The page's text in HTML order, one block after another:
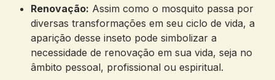
Renovação: Assim como o mosquito passa por
diversas transformações em seu ciclo de vida, a
aparição desse inseto pode simbolizar a
necessidade de renovação em sua vida, seja no
âmbito pessoal, profissional ou espiritual.